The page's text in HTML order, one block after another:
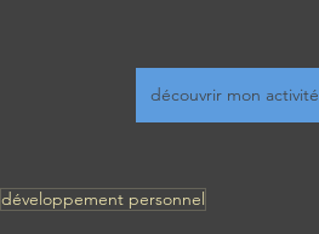
découvrir mon activité
développement personnel